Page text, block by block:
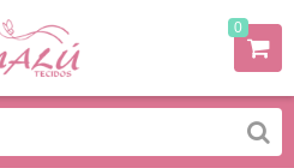
0